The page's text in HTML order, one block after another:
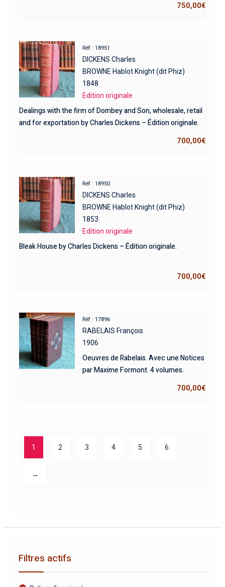
750,00€
Réf : 18951
DICKENS Charles
BROWNE Hablot Knight (dit Phiz)
1848
Edition originale
Dealings with the firm of Dombey and Son, wholesale, retail
and for exportation by Charles Dickens – Édition originale.
700,00€
Réf : 18950
DICKENS Charles
BROWNE Hablot Knight (dit Phiz)
1853
Edition originale
Bleak House by Charles Dickens – Édition originale.
700,00€
Réf : 17896
RABELAIS François
1906
Oeuvres de Rabelais. Avec une Notices
par Maxime Formont. 4 volumes.
700,00€
1 2 3 4 5 6
→
Filtres actifs